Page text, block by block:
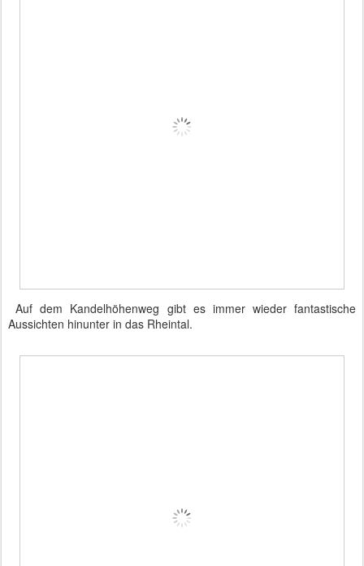
Auf dem Kandelhöhenweg gibt es immer wieder fantastische
Aussichten hinunter in das Rheintal.